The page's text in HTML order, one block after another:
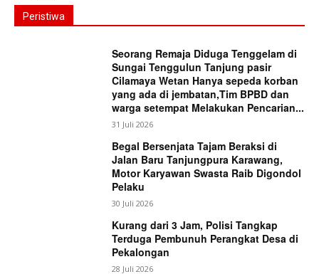
Peristiwa
Seorang Remaja Diduga Tenggelam di
Sungai Tenggulun Tanjung pasir
Cilamaya Wetan Hanya sepeda korban
yang ada di jembatan,Tim BPBD dan
warga setempat Melakukan Pencarian...
31 Juli 2026
Begal Bersenjata Tajam Beraksi di
Jalan Baru Tanjungpura Karawang,
Motor Karyawan Swasta Raib Digondol
Pelaku
30 Juli 2026
Kurang dari 3 Jam, Polisi Tangkap
Terduga Pembunuh Perangkat Desa di
Pekalongan
28 Juli 2026